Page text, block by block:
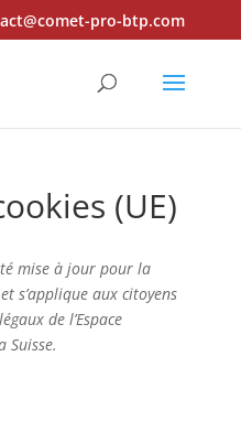
pro-btp.com
(UE)
mise à jour pour la
s’applique aux citoyens
de l’Espace
Suisse.